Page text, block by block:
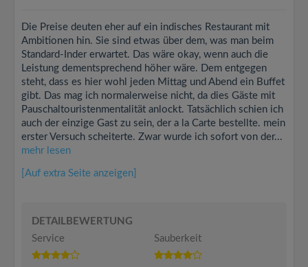
Die Preise deuten eher auf ein indisches Restaurant mit
Ambitionen hin. Sie sind etwas über dem, was man beim
Standard-Inder erwartet. Das wäre okay, wenn auch die
Leistung dementsprechend höher wäre. Dem entgegen
steht, dass es hier wohl jeden Mittag und Abend ein Buffet
gibt. Das mag ich normalerweise nicht, da dies Gäste mit
Pauschaltouristenmentalität anlockt. Tatsächlich schien ich
auch der einzige Gast zu sein, der a la Carte bestellte. mein
erster Versuch scheiterte. Zwar wurde ich sofort von der...
mehr lesen
[Auf extra Seite anzeigen]
DETAILBEWERTUNG
Service
Sauberkeit